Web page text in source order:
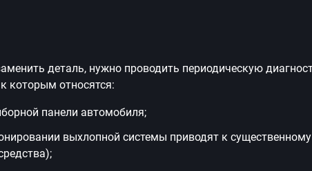
деталь, нужно проводить периодическую
которым относятся:
панели автомобиля;
выхлопной системы приводят к